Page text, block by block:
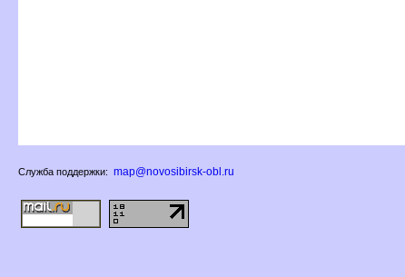
Служба поддержки: map@novosibirsk-obl.ru